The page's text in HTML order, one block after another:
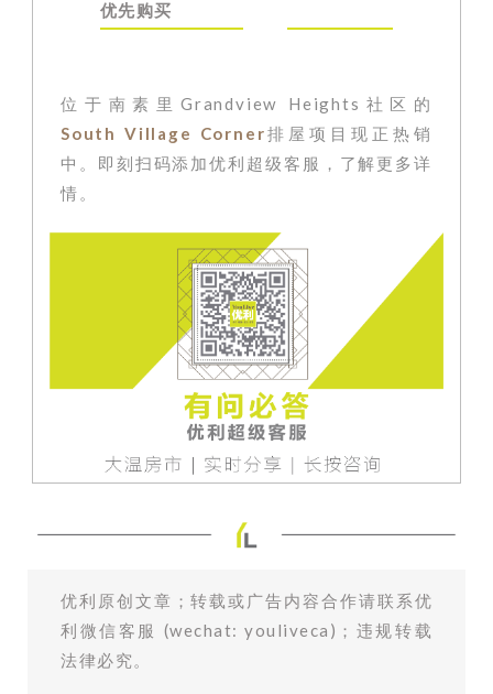
优先购买
位于南素里Grandview Heights社区的
South Village Corner排屋项目现 正热销
中 。即刻扫码添加优利超级客服
，了解更多详
情。
优利原创文章；转载或广告内容合作请联系优
利微信客服 (wechat: youliveca)；违规转载
法律必究。